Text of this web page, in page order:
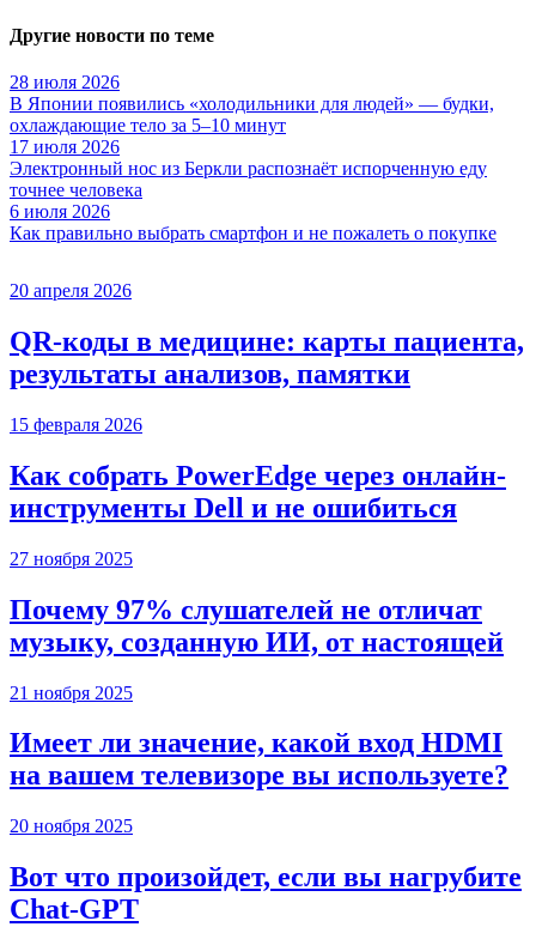
Другие новости по теме
28 июля 2026
В Японии появились «холодильники для людей» — будки,
охлаждающие тело за 5–10 минут
17 июля 2026
Электронный нос из Беркли распознаёт испорченную еду
точнее человека
6 июля 2026
Как правильно выбрать смартфон и не пожалеть о покупке
20 апреля 2026
QR-коды в медицине: карты пациента,
результаты анализов, памятки
15 февраля 2026
Как собрать PowerEdge через онлайн-
инструменты Dell и не ошибиться
27 ноября 2025
Почему 97% слушателей не отличат
музыку, созданную ИИ, от настоящей
21 ноября 2025
Имеет ли значение, какой вход HDMI
на вашем телевизоре вы используете?
20 ноября 2025
Вот что произойдет, если вы нагрубите
Chаt-GPT